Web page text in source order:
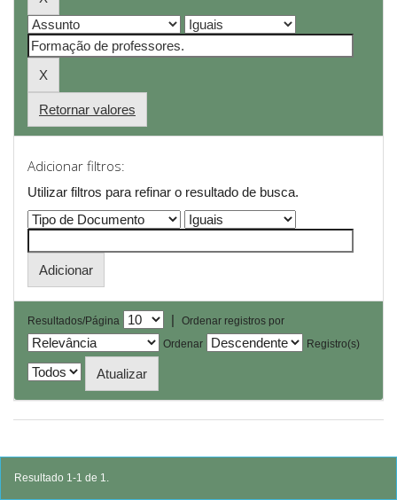
Retornar valores
Adicionar filtros:
Utilizar filtros para refinar o resultado de busca.
Resultados/Página |
Ordenar registros por
Ordenar
Registro(s)
Resultado 1-1 de 1.